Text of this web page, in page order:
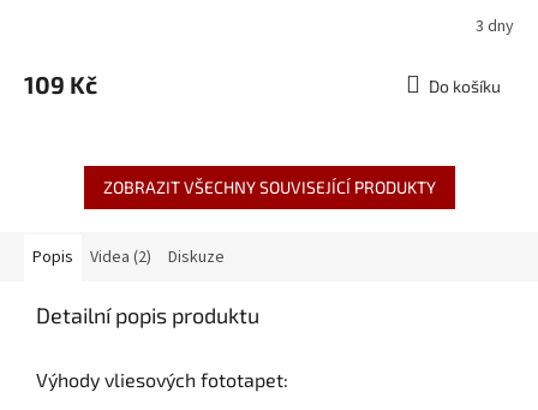
3 dny
109 Kč Do košíku
ZOBRAZIT VŠECHNY SOUVISEJÍCÍ PRODUKTY
Popis Videa (2) Diskuze
Detailní popis produktu
Výhody vliesových fototapet: